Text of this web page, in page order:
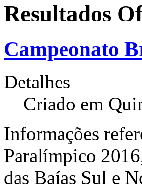
Resultados
Campeonato
Detalhes
Criado em
Informações
Paralímpico
das Baías Sul e